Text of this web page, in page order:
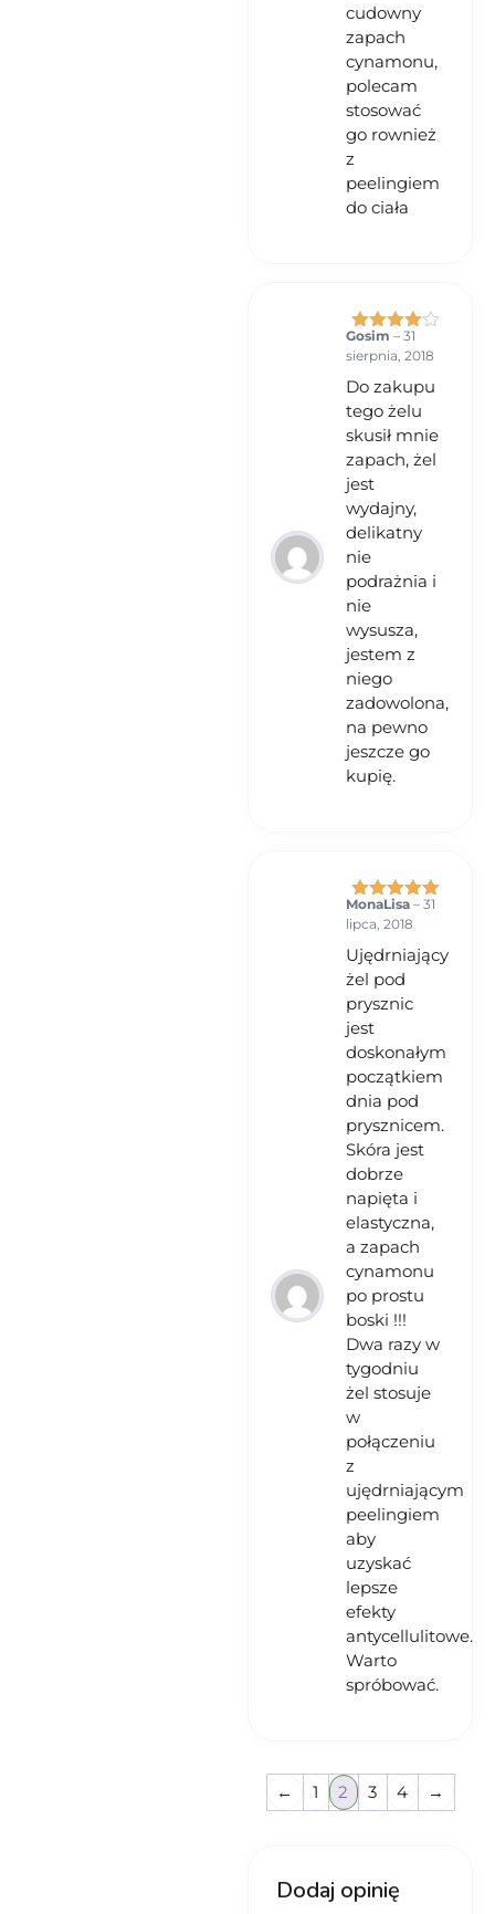
cudowny
zapach
cynamonu,
polecam
stosować
go rownież
z
peelingiem
do ciała
Oceniono
4na 5
Gosim – 31
sierpnia, 2018
Do zakupu
tego żelu
skusił mnie
zapach, żel
jest
wydajny,
delikatny
nie
podrażnia i
nie
wysusza,
jestem z
niego
zadowolona,
na pewno
jeszcze go
kupię.
Oceniono5
na 5
MonaLisa – 31
lipca, 2018
Ujędrniający
żel pod
prysznic
jest
doskonałym
początkiem
dnia pod
prysznicem.
Skóra jest
dobrze
napięta i
elastyczna,
a zapach
cynamonu
po prostu
boski !!!
Dwa razy w
tygodniu
żel stosuje
w
połączeniu
z
ujędrniającym
peelingiem
aby
uzyskać
lepsze
efekty
antycellulitowe.
Warto
spróbować.
← 1 2 3 4 →
Dodaj opinię